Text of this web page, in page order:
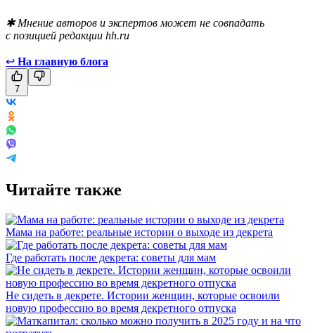
✱ Мнение авторов и экспертов может не совпадать
с позицией редакции hh.ru
↩ На главную блога
7
Читайте также
Мама на работе: реальные истории о выходе из декрета
Где работать после декрета: советы для мам
Не сидеть в декрете. Истории женщин, которые освоили
новую профессию во время декретного отпуска